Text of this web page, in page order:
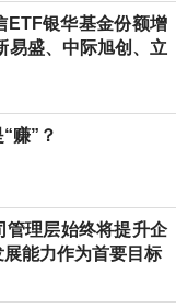
ETF银华基金份额增
易盛、中际旭创、立
赚”？
管理层始终将提升企
能力作为首要目标